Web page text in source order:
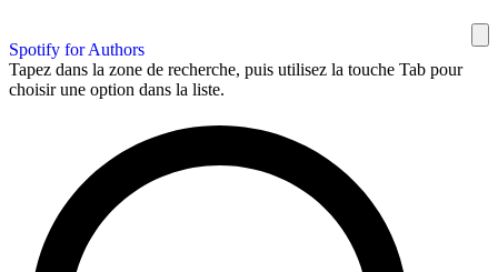
Spotify for Authors
Tapez dans la zone de recherche, puis utilisez la touche Tab pour
choisir une option dans la liste.